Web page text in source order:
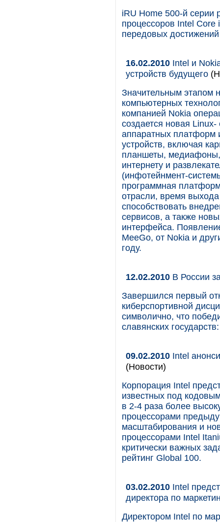
iRU Home 500-й серии
процессоров Intel
передовых
16.02.2010 Intel и
устройств будущего
Значительным этапом
компьютерных
компанией Nokia
создается новая
аппаратных платформ
устройств, включая
планшеты, медиафоны,
интернету и
(инфотейнмент-
программная
отрасли, время
способствовать
сервисов, а также
интерфейса.
MeeGo, от Nokia и
году.
12.02.2010 В России
Завершился первый
киберспортивной
символично, что
славянских
09.02.2010 Intel
(Новости)
Корпорация Intel
известных под
в 2-4 раза более
процессорами
масштабирования и
процессорами Intel
критически важных
рейтинг Global 100.
03.02.2010 Intel
директора по
Директором Intel по